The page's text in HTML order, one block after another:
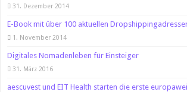
31. Dezember 2014
E-Book mit über 100 aktuellen
1. November 2014
Digitales Nomadenleben für Einsteiger
31. März 2016
aescuvest und EIT Health starten die erste